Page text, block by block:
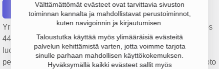
Välttämättömät evästeet ovat tarvittavia sivuston
toiminnan kannalta ja mahdollistavat perustoiminnot,
kuten navigoinnin ja kirjautumisen.
Taloustutka käyttää myös ylimääräisiä evästeitä
palvelun kehittämistä varten, jotta voimme tarjota
sinulle parhaan mahdollisen käyttökokemuksen.
Hyväksymällä kaikki evästeet sallit myös
Raportit
Yrityksen Nurmen Terästyö Oy liikevaihto on 749 000 €, tulos
44 000 € ja henkilöstömäärä 3. Sen päätoimiala on Muualla
luokittelematon muiden metallituotteiden valmistus,
perustamisvuosi 1978 ja sijainti Nakkila. Yrityksen yhtiömuoto